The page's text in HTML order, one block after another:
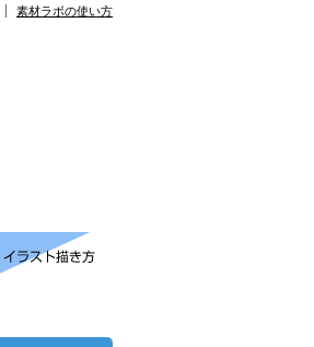
素材ラボの使い方